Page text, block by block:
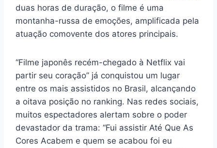
duas horas de duração, o filme é uma
montanha-russa de emoções, amplificada pela
atuação comovente dos atores principais.
“Filme japonês recém-chegado à Netflix vai
partir seu coração” já conquistou um lugar
entre os mais assistidos no Brasil, alcançando
a oitava posição no ranking. Nas redes sociais,
muitos espectadores alertam sobre o poder
devastador da trama: “Fui assistir Até Que As
Cores Acabem e quem se acabou foi eu